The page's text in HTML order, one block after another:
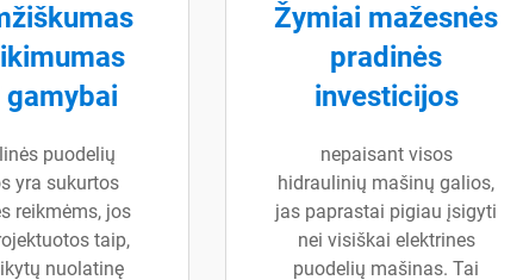
puodelių
yra sukurtos
reikmėms, jos
taip,
nuolatinę
Žymiai mažesnės
pradinės
investicijos
nepaisant visos
hidraulinių mašinų galios,
jas paprastai pigiau įsigyti
nei visiškai elektrines
puodelių mašinas. Tai